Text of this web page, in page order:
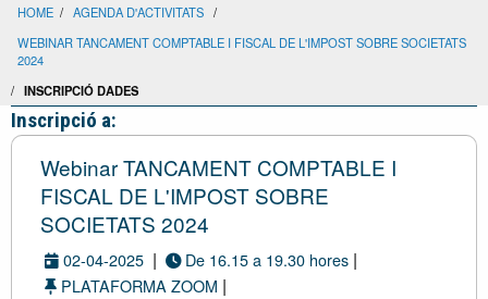
HOME / AGENDA D'ACTIVITATS /
WEBINAR TANCAMENT COMPTABLE I FISCAL DE L'IMPOST SOBRE SOCIETATS
2024
/ INSCRIPCIÓ DADES
Inscripció a:
Webinar TANCAMENT COMPTABLE I
FISCAL DE L'IMPOST SOBRE
SOCIETATS 2024
02-04-2025 | De 16.15 a 19.30 hores |
PLATAFORMA ZOOM |